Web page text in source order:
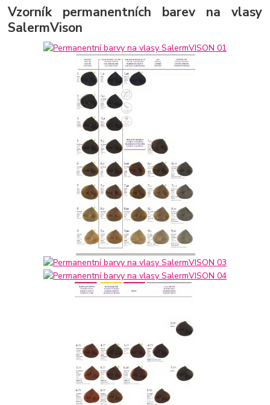
Vzorník permanentních barev na vlasy
SalermVison